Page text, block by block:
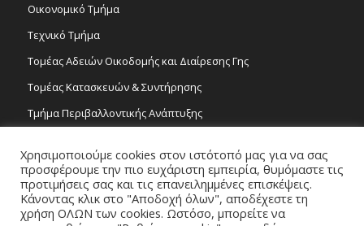
Οικονομικό Τμήμα
Τεχνικό Τμήμα
Τομέας Αδειών Οικοδομής και Διαίρεσης Γης
Τομέας Κατασκευών & Συντήρησης
Τμήμα Περιβαλλοντικής Ανάπτυξης
Τομέας Γραμμάτων και Τεχνών
Τροχονομία
Χρησιμοποιούμε cookies στον ιστότοπό μας για να σας
προσφέρουμε την πιο ευχάριστη εμπειρία, θυμόμαστε τις
προτιμήσεις σας και τις επανειλημμένες επισκέψεις.
Κάνοντας κλικ στο "Αποδοχή όλων", αποδέχεστε τη
χρήση ΟΛΩΝ των cookies. Ωστόσο, μπορείτε να